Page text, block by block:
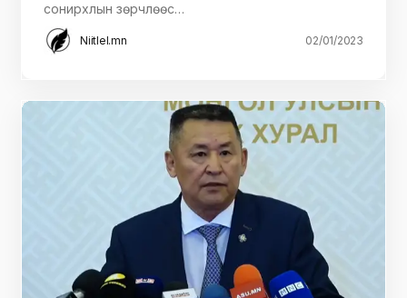
сонирхлын зөрчлөөс…
Niitlel.mn 02/01/2023